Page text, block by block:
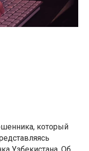
который